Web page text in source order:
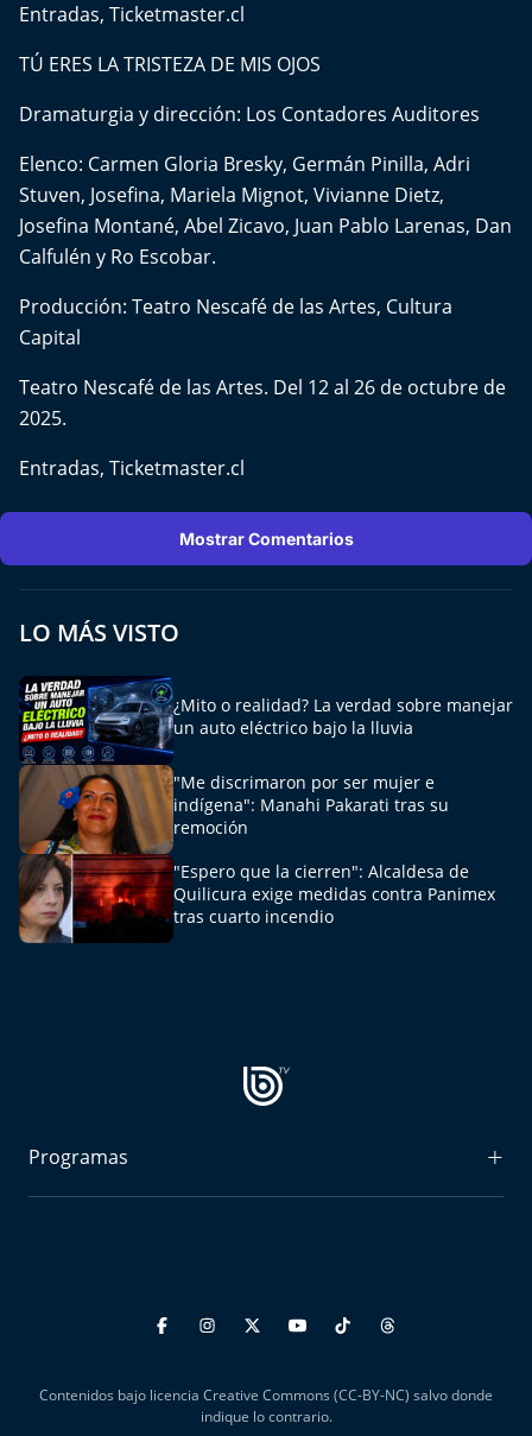
Reto Inmobiliario
Entradas, Ticketmaster.cl
TÚ ERES LA TRISTEZA DE MIS OJOS
Dramaturgia y dirección: Los Contadores Auditores
Elenco: Carmen Gloria Bresky, Germán Pinilla, Adri
Stuven, Josefina, Mariela Mignot, Vivianne Dietz,
Josefina Montané, Abel Zicavo, Juan Pablo Larenas, Dan
Calfulén y Ro Escobar.
Producción: Teatro Nescafé de las Artes, Cultura
Capital
Teatro Nescafé de las Artes. Del 12 al 26 de octubre de
2025.
Entradas, Ticketmaster.cl
Mostrar Comentarios
LO MÁS VISTO
¿Mito o realidad? La verdad sobre manejar
un auto eléctrico bajo la lluvia
"Me discrimaron por ser mujer e
indígena": Manahi Pakarati tras su
remoción
"Espero que la cierren": Alcaldesa de
Quilicura exige medidas contra Panimex
tras cuarto incendio
Programas
Podría Ser Peor
Entrevistas BioBioTV
Contenidos bajo licencia Creative Commons (CC-BY-NC) salvo donde
indique lo contrario.